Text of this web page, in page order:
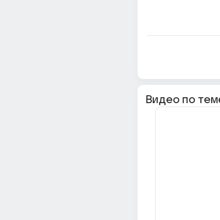
Видео по